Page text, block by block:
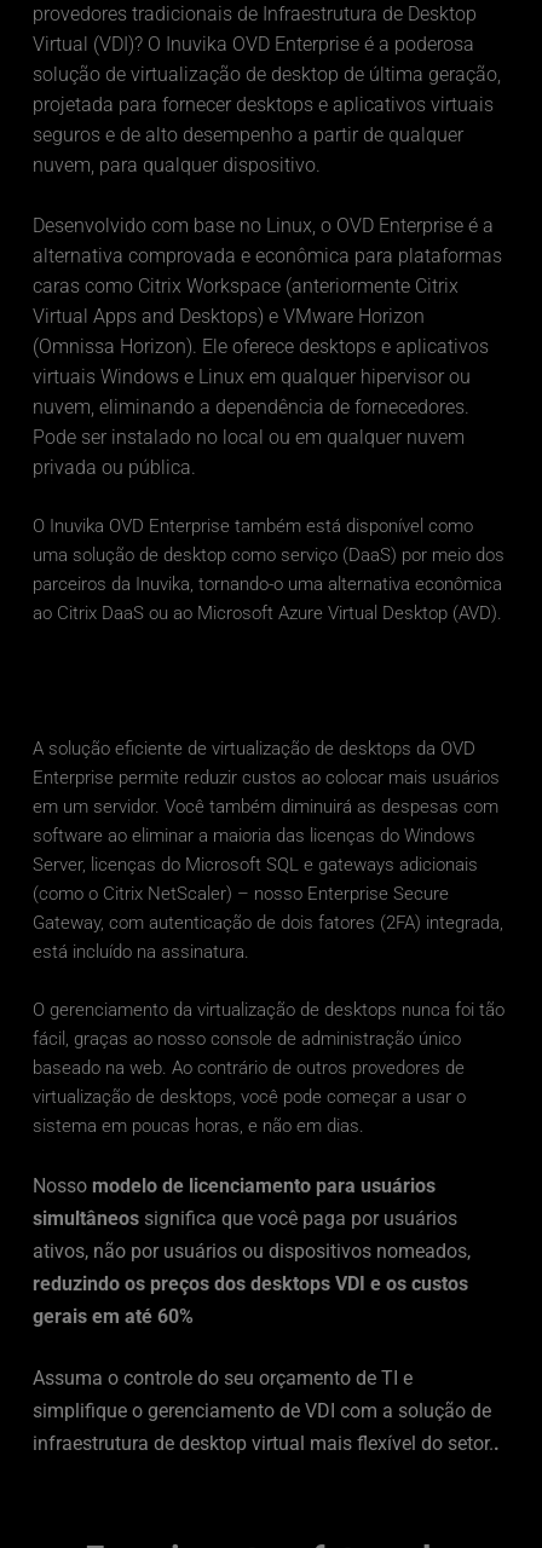
provedores tradicionais de Infraestrutura de Desktop
Virtual (VDI)? O Inuvika OVD Enterprise é a poderosa
solução de virtualização de desktop de última geração,
projetada para fornecer desktops e aplicativos virtuais
seguros e de alto desempenho a partir de qualquer
nuvem, para qualquer dispositivo.
Desenvolvido com base no Linux, o OVD Enterprise é a
alternativa comprovada e econômica para plataformas
caras como Citrix Workspace (anteriormente Citrix
Virtual Apps and Desktops) e VMware Horizon
(Omnissa Horizon). Ele oferece desktops e aplicativos
virtuais Windows e Linux em qualquer hipervisor ou
nuvem, eliminando a dependência de fornecedores.
Pode ser instalado no local ou em qualquer nuvem
privada ou pública.
O Inuvika OVD Enterprise também está disponível como
uma solução de desktop como serviço (DaaS) por meio dos
parceiros da Inuvika, tornando-o uma alternativa econômica
ao Citrix DaaS ou ao Microsoft Azure Virtual Desktop (AVD).
A solução eficiente de virtualização de desktops da OVD
Enterprise permite reduzir custos ao colocar mais usuários
em um servidor. Você também diminuirá as despesas com
software ao eliminar a maioria das licenças do Windows
Server, licenças do Microsoft SQL e gateways adicionais
(como o Citrix NetScaler) – nosso Enterprise Secure
Gateway, com autenticação de dois fatores (2FA) integrada,
está incluído na assinatura.
O gerenciamento da virtualização de desktops nunca foi tão
fácil, graças ao nosso console de administração único
baseado na web. Ao contrário de outros provedores de
virtualização de desktops, você pode começar a usar o
sistema em poucas horas, e não em dias.
Nosso modelo de licenciamento para usuários
simultâneos significa que você paga por usuários
ativos, não por usuários ou dispositivos nomeados,
reduzindo os preços dos desktops VDI e os custos
gerais em até 60%
Assuma o controle do seu orçamento de TI e
simplifique o gerenciamento de VDI com a solução de
infraestrutura de desktop virtual mais flexível do setor..